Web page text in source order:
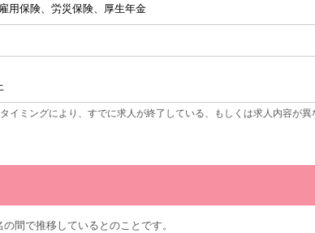
用保険、労災保険、厚生年金
ミングにより、すでに求人が終了している、もしくは求人内容が
間で推移しているとのことです。